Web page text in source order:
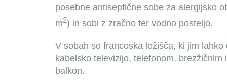
posebne antiseptične sobe za alergijsko
m2) in sobi z zračno ter vodno posteljo.
V sobah so francoska ležišča, ki jim
kabelsko televizijo, telefonom,
balkon.